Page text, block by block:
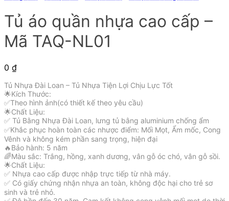
Tủ áo quần nhựa cao cấp –
Mã TAQ-NL01
0 ₫
Tủ Nhựa Đài Loan – Tủ Nhựa Tiện Lợi Chịu Lực Tốt
🌟Kích Thước:
✅Theo hình ảnh(có thiết kế theo yêu cầu)
🌟Chất Liệu:
✅ Tủ Bằng Nhựa Đài Loan, lưng tủ bằng aluminium chống ẩm
✅Khắc phục hoàn toàn các nhược điểm: Mối Mọt, Ẩm mốc, Cong
Vênh và không kém phần sang trọng, hiện đại
🔥Bảo hành: 5 năm
🌈Màu sắc: Trắng, hồng, xanh dương, vân gỗ óc chó, vân gỗ sồi.
🌟Chất Liệu:
✅ Nhựa cao cấp được nhập trực tiếp từ nhà máy.
✅ Có giấy chứng nhận nhựa an toàn, không độc hại cho trẻ sơ
sinh và trẻ nhỏ.